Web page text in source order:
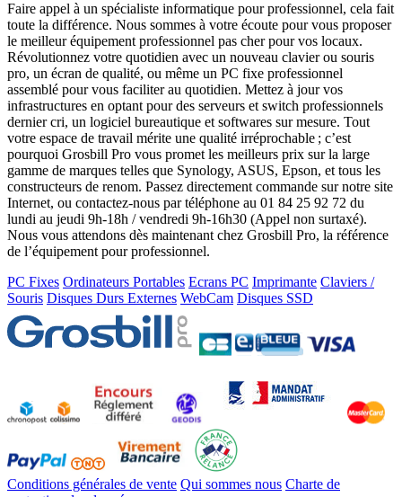
Faire appel à un spécialiste informatique pour professionnel, cela fait
toute la différence. Nous sommes à votre écoute pour vous proposer
le meilleur équipement professionnel pas cher pour vos locaux.
Révolutionnez votre quotidien avec un nouveau clavier ou souris
pro, un écran de qualité, ou même un PC fixe professionnel
assemblé pour vous faciliter au quotidien. Mettez à jour vos
infrastructures en optant pour des serveurs et switch professionnels
dernier cri, un logiciel bureautique et softwares sur mesure. Tout
votre espace de travail mérite une qualité irréprochable ; c’est
pourquoi Grosbill Pro vous promet les meilleurs prix sur la large
gamme de marques telles que Synology, ASUS, Epson, et tous les
constructeurs de renom. Passez directement commande sur notre site
Internet, ou contactez-nous par téléphone au 01 84 25 92 72 du
lundi au jeudi 9h-18h / vendredi 9h-16h30 (Appel non surtaxé).
Nous vous attendons dès maintenant chez Grosbill Pro, la référence
de l’équipement pour professionnel.
PC Fixes Ordinateurs Portables Ecrans PC Imprimante Claviers /
Souris Disques Durs Externes WebCam Disques SSD
Conditions générales de vente Qui sommes nous Charte de